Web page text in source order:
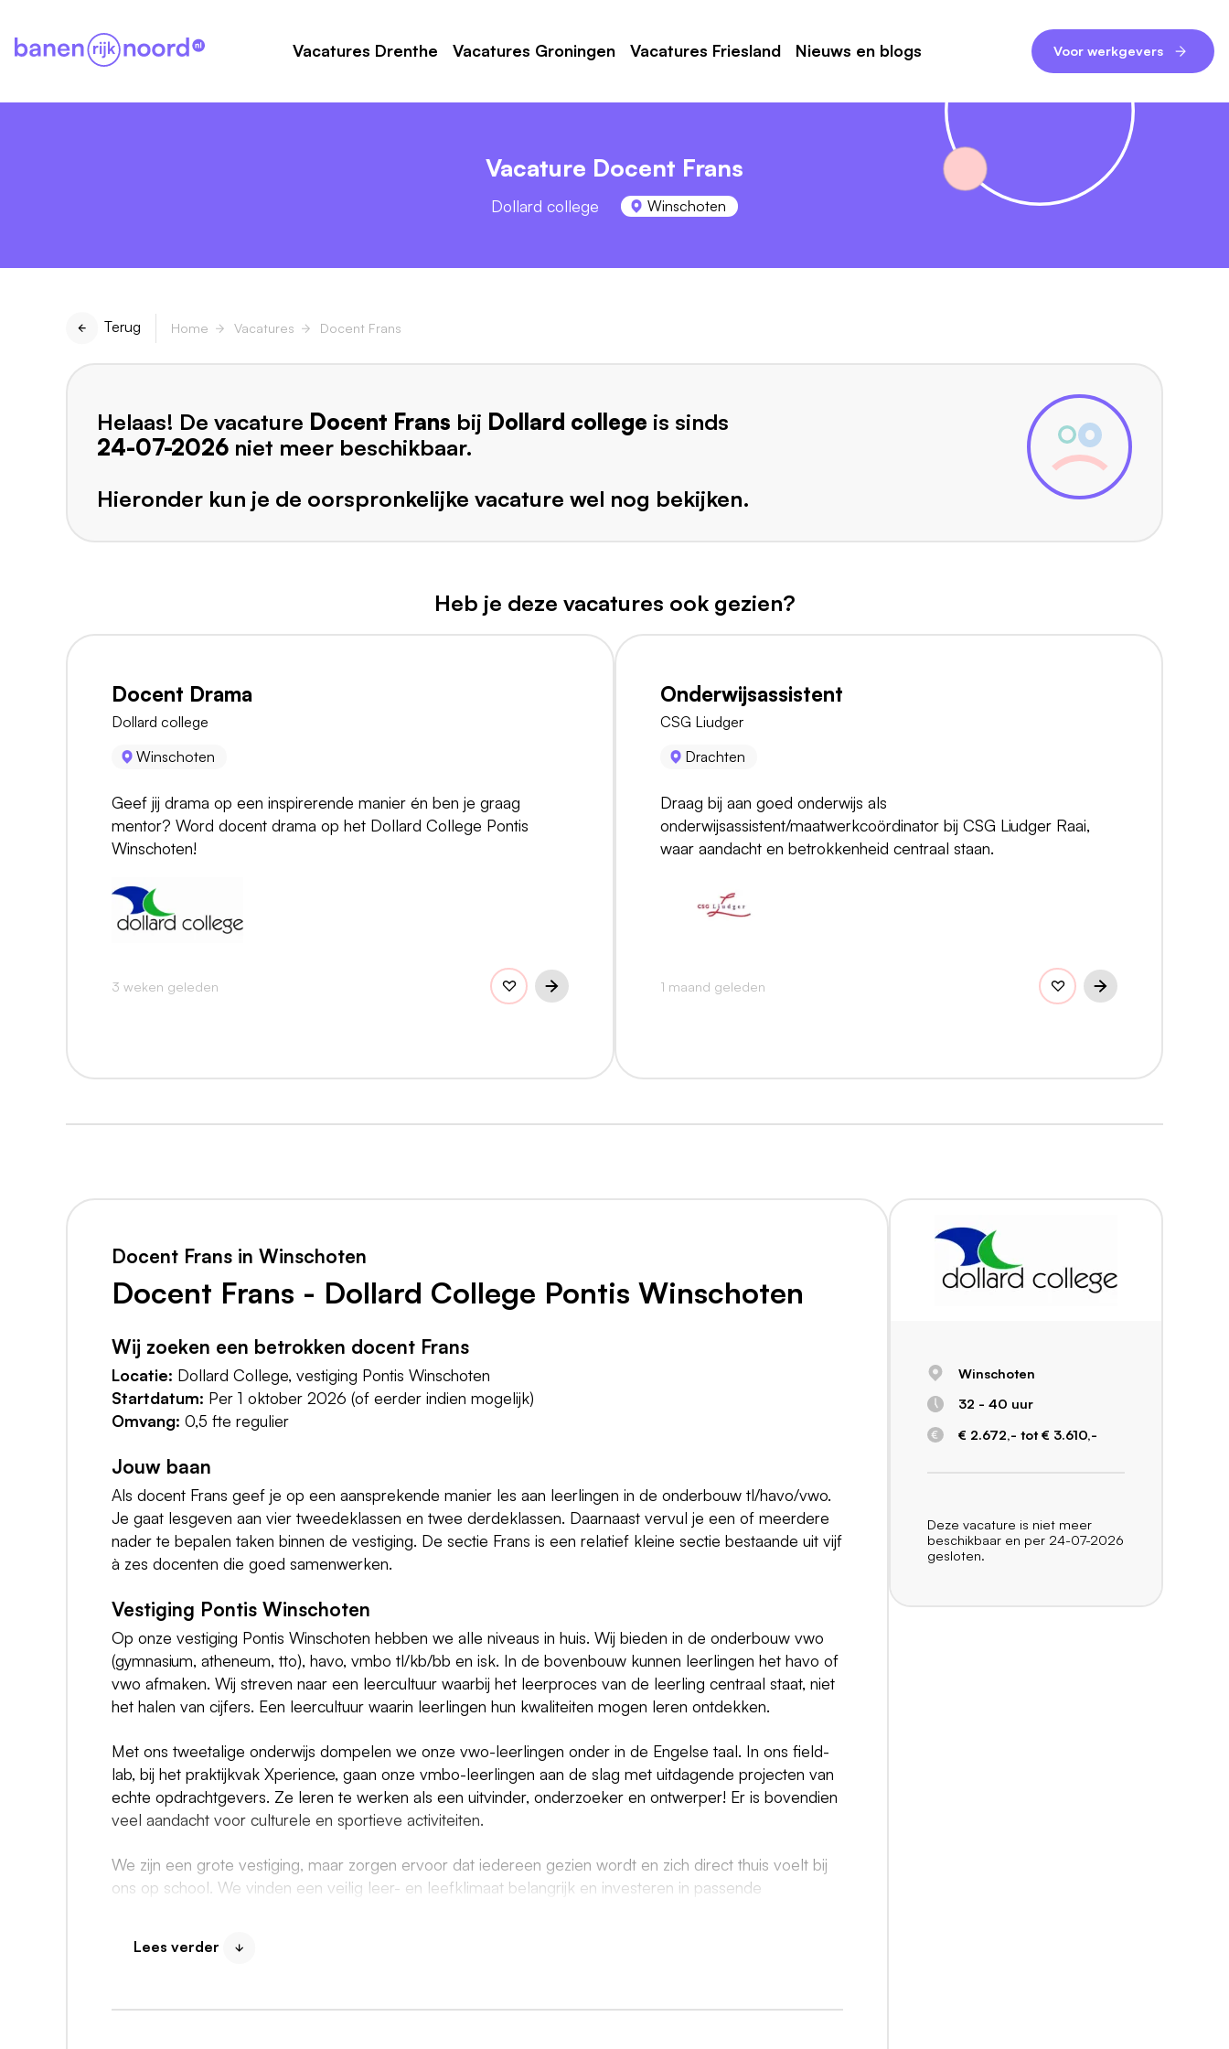
Vacatures Drenthe Vacatures Groningen Vacatures Friesland Nieuws en blogs Voor werkgevers
Vacature Docent Frans
Dollard college Winschoten
Terug Home Vacatures Docent Frans
Helaas! De vacature Docent Frans bij Dollard college is sinds
24-07-2026 niet meer beschikbaar.
Hieronder kun je de oorspronkelijke vacature wel nog bekijken.
Heb je deze vacatures ook gezien?
Docent Drama
Dollard college
Winschoten
Geef jij drama op een inspirerende manier én ben je graag
mentor? Word docent drama op het Dollard College Pontis
Winschoten!
3 weken geleden
Onderwijsassistent
CSG Liudger
Drachten
Draag bij aan goed onderwijs als
onderwijsassistent/maatwerkcoördinator bij CSG Liudger Raai,
waar aandacht en betrokkenheid centraal staan.
1 maand geleden
Docent Frans in Winschoten
Docent Frans - Dollard College Pontis Winschoten
Wij zoeken een betrokken docent Frans
Locatie: Dollard College, vestiging Pontis Winschoten
Startdatum: Per 1 oktober 2026 (of eerder indien mogelijk)
Omvang: 0,5 fte regulier
Jouw baan
Als docent Frans geef je op een aansprekende manier les aan leerlingen in de onderbouw tl/havo/vwo.
Je gaat lesgeven aan vier tweedeklassen en twee derdeklassen. Daarnaast vervul je een of meerdere
nader te bepalen taken binnen de vestiging. De sectie Frans is een relatief kleine sectie bestaande uit vijf
à zes docenten die goed samenwerken.
Vestiging Pontis Winschoten
Op onze vestiging Pontis Winschoten hebben we alle niveaus in huis. Wij bieden in de onderbouw vwo
(gymnasium, atheneum, tto), havo, vmbo tl/kb/bb en isk. In de bovenbouw kunnen leerlingen het havo of
vwo afmaken. Wij streven naar een leercultuur waarbij het leerproces van de leerling centraal staat, niet
het halen van cijfers. Een leercultuur waarin leerlingen hun kwaliteiten mogen leren ontdekken.
Met ons tweetalige onderwijs dompelen we onze vwo-leerlingen onder in de Engelse taal. In ons field-
lab, bij het praktijkvak Xperience, gaan onze vmbo-leerlingen aan de slag met uitdagende projecten van
echte opdrachtgevers. Ze leren te werken als een uitvinder, onderzoeker en ontwerper! Er is bovendien
veel aandacht voor culturele en sportieve activiteiten.
We zijn een grote vestiging, maar zorgen ervoor dat iedereen gezien wordt en zich direct thuis voelt bij
ons op school. We vinden een veilig leer- en leefklimaat belangrijk en investeren in passende
terecht met vragen. Een prettige werksfeer staat binnen ons team voorop!
Lees verder
Winschoten
32 - 40 uur
€ 2.672,- tot € 3.610,-
Deze vacature is niet meer
beschikbaar en per 24-07-2026
gesloten.